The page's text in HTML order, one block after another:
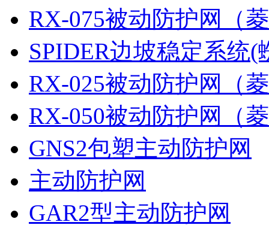
RX-075被动防护网（
SPIDER边坡稳定系统(
RX-025被动防护网（
RX-050被动防护网（
GNS2包塑主动防护网
主动防护网
GAR2型主动防护网